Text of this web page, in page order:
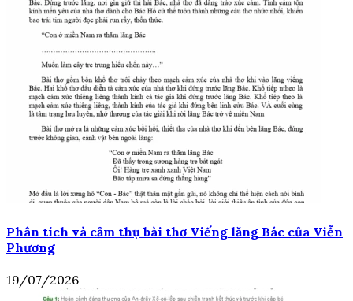
Phân tích và cảm thụ bài thơ Viếng lăng Bác của Viễn
Phương
19/07/2026